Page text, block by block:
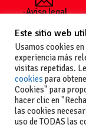
-Aviso legal
generales
de uso
-Política de
privacidad
-Política de
cookies
Este sitio web
Usamos cookies
experiencia más
visitas repetidas.
cookies para
Cookies" para
hacer clic en
las cookies
uso de TODAS las